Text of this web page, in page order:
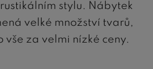
stylu. Nábytek
velké množství tvarů,
za velmi nízké ceny.